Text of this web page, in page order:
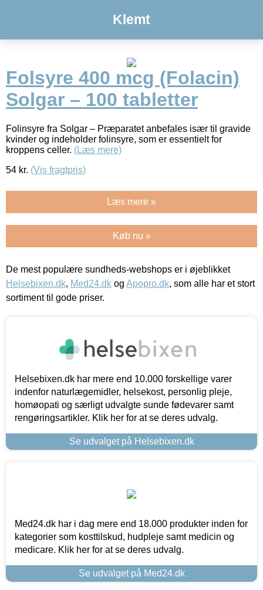
Klemt
Folsyre 400 mcg (Folacin)
Solgar – 100 tabletter
Folinsyre fra Solgar – Præparatet anbefales især til gravide
kvinder og indeholder folinsyre, som er essentielt for
kroppens celler. (Læs mere)
54 kr. (Vis fragtpris)
Læs mere »
Køb nu »
De mest populære sundheds-webshops er i øjeblikket
Helsebixen.dk, Med24.dk og Apopro.dk, som alle har et stort
sortiment til gode priser.
Helsebixen.dk har mere end 10.000 forskellige varer
indenfor naturlægemidler, helsekost, personlig pleje,
homøopati og særligt udvalgte sunde fødevarer samt
rengøringsartikler. Klik her for at se deres udvalg.
Se udvalget på Helsebixen.dk
Med24.dk har i dag mere end 18.000 produkter inden for
kategorier som kosttilskud, hudpleje samt medicin og
medicare. Klik her for at se deres udvalg.
Se udvalget på Med24.dk